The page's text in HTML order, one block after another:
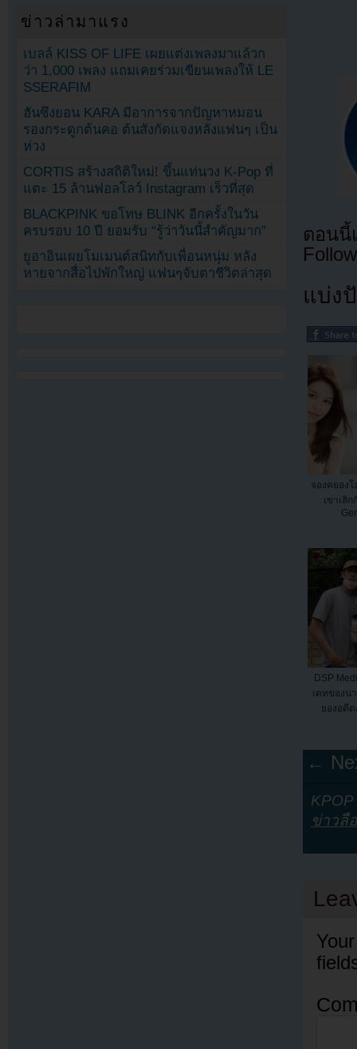
ตอนนี้
แบ่ง
จองคยอง
เขาเลิก
DSP
เดทของน
ยองอดี
←
ข่าวลือ
ข่าวล่ามาแรง
เบลล์ KISS OF LIFE เผยแต่งเพลงมาแล้วก
ว่า 1,000 เพลง แถมเคยร่วมเขียนเพลงให้ LE
SSERAFIM
ฮันซึงยอน KARA มีอาการจากปัญหาหมอน
รองกระดูกต้นคอ ต้นสังกัดแจงหลังแฟนๆ เป็น
ห่วง
CORTIS สร้างสถิติใหม่! ขึ้นแท่นวง K-Pop ที่
แตะ 15 ล้านฟอลโลว์ Instagram เร็วที่สุด
BLACKPINK ขอโทษ BLINK อีกครั้งในวัน
ครบรอบ 10 ปี ยอมรับ “รู้ว่าวันนี้สำคัญมาก”
ยูอาอินเผยโมเมนต์สนิทกับเพื่อนหนุ่ม หลัง
หายจากสื่อไปพักใหญ่ แฟนๆจับตาชีวิตล่าสุด